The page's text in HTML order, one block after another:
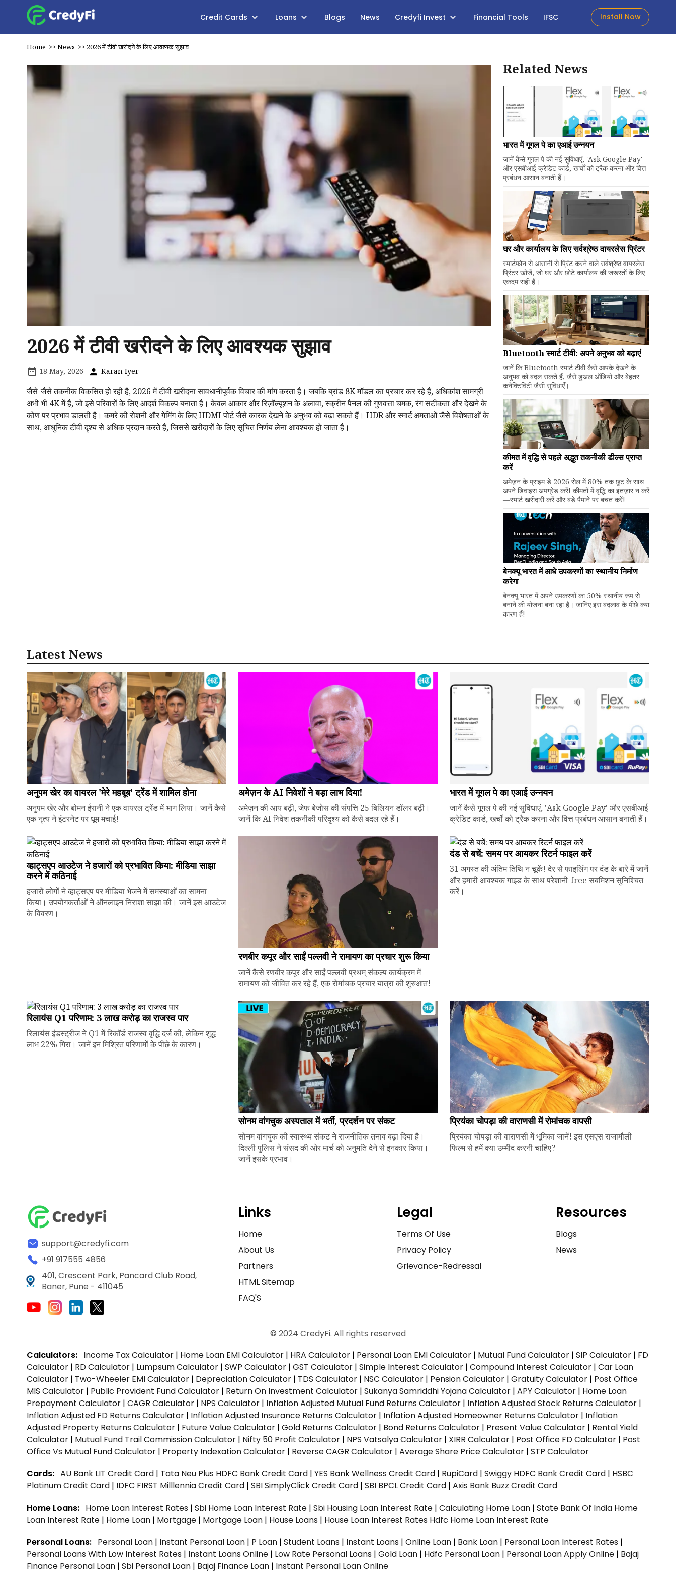
Credit Cards Loans Blogs News Credyfi Invest Financial Tools IFSC Install Now
Home >>News >> 2026 में टीवी खरीदने के लिए आवश्यक सुझाव
2026 में टीवी खरीदने के लिए आवश्यक सुझाव
18 May, 2026 Karan Iyer
जैसे-जैसे तकनीक विकसित हो रही है, 2026 में टीवी खरीदना सावधानीपूर्वक विचार की मांग करता है। जबकि ब्रांड 8K मॉडल का प्रचार कर रहे हैं, अधिकांश सामग्री
अभी भी 4K में है, जो इसे परिवारों के लिए आदर्श विकल्प बनाता है। केवल आकार और रिज़ॉल्यूशन के अलावा, स्क्रीन पैनल की गुणवत्ता चमक, रंग सटीकता और देखने के
कोण पर प्रभाव डालती है। कमरे की रोशनी और गेमिंग के लिए HDMI पोर्ट जैसे कारक देखने के अनुभव को बढ़ा सकते हैं। HDR और स्मार्ट क्षमताओं जैसे विशेषताओं के
साथ, आधुनिक टीवी दृश्य से अधिक प्रदान करते हैं, जिससे खरीदारों के लिए सूचित निर्णय लेना आवश्यक हो जाता है।
Related News
भारत में गूगल पे का एआई उन्नयन
जानें कैसे गूगल पे की नई सुविधाएं, 'Ask Google Pay'
और एसबीआई क्रेडिट कार्ड, खर्चों को ट्रैक करना और वित्त
प्रबंधन आसान बनाती हैं।
घर और कार्यालय के लिए सर्वश्रेष्ठ वायरलेस प्रिंटर
स्मार्टफोन से आसानी से प्रिंट करने वाले सर्वश्रेष्ठ वायरलेस
प्रिंटर खोजें, जो घर और छोटे कार्यालय की जरूरतों के लिए
एकदम सही हैं।
Bluetooth स्मार्ट टीवी: अपने अनुभव को बढ़ाएं
जानें कि Bluetooth स्मार्ट टीवी कैसे आपके देखने के
अनुभव को बदल सकते हैं, जैसे डुअल ऑडियो और बेहतर
कनेक्टिविटी जैसी सुविधाएँ।
कीमत में वृद्धि से पहले अद्भुत तकनीकी डील्स प्राप्त
करें
अमेज़न के प्राइम डे 2026 सेल में 80% तक छूट के साथ
अपने डिवाइस अपग्रेड करें! कीमतों में वृद्धि का इंतज़ार न करें
—स्मार्ट खरीदारी करें और बड़े पैमाने पर बचत करें!
बेनक्यू भारत में आधे उपकरणों का स्थानीय निर्माण
करेगा
बेनक्यू भारत में अपने उपकरणों का 50% स्थानीय रूप से
बनाने की योजना बना रहा है। जानिए इस बदलाव के पीछे क्या
कारण हैं!
Latest News
अनुपम खेर का वायरल 'मेरे महबूब' ट्रेंड में शामिल होना
अनुपम खेर और बोमन ईरानी ने एक वायरल ट्रेंड में भाग लिया। जानें कैसे
एक नृत्य ने इंटरनेट पर धूम मचाई!
अमेज़न के AI निवेशों ने बड़ा लाभ दिया!
अमेज़न की आय बढ़ी, जेफ बेजोस की संपत्ति 25 बिलियन डॉलर बढ़ी।
जानें कि AI निवेश तकनीकी परिदृश्य को कैसे बदल रहे हैं।
भारत में गूगल पे का एआई उन्नयन
जानें कैसे गूगल पे की नई सुविधाएं, 'Ask Google Pay' और एसबीआई
क्रेडिट कार्ड, खर्चों को ट्रैक करना और वित्त प्रबंधन आसान बनाती हैं।
व्हाट्सएप आउटेज ने हजारों को प्रभावित किया: मीडिया साझा
करने में कठिनाई
हजारों लोगों ने व्हाट्सएप पर मीडिया भेजने में समस्याओं का सामना
किया। उपयोगकर्ताओं ने ऑनलाइन निराशा साझा की। जानें इस आउटेज
के विवरण।
रणबीर कपूर और साईं पल्लवी ने रामायण का प्रचार शुरू किया
जानें कैसे रणबीर कपूर और साईं पल्लवी प्रथम् संकल्प कार्यक्रम में
रामायण को जीवित कर रहे हैं, एक रोमांचक प्रचार यात्रा की शुरुआत!
दंड से बचें: समय पर आयकर रिटर्न फाइल करें
31 अगस्त की अंतिम तिथि न चूकें! देर से फाइलिंग पर दंड के बारे में जानें
और हमारी आवश्यक गाइड के साथ परेशानी-free सबमिशन सुनिश्चित
करें।
रिलायंस Q1 परिणाम: ₹3 लाख करोड़ का राजस्व पार
रिलायंस इंडस्ट्रीज ने Q1 में रिकॉर्ड राजस्व वृद्धि दर्ज की, लेकिन शुद्ध
लाभ 22% गिरा। जानें इन मिश्रित परिणामों के पीछे के कारण।
सोनम वांगचुक अस्पताल में भर्ती, प्रदर्शन पर संकट
सोनम वांगचुक की स्वास्थ्य संकट ने राजनीतिक तनाव बढ़ा दिया है।
दिल्ली पुलिस ने संसद की ओर मार्च को अनुमति देने से इनकार किया।
जानें इसके प्रभाव।
प्रियंका चोपड़ा की वाराणसी में रोमांचक वापसी
प्रियंका चोपड़ा की वाराणसी में भूमिका जानें! इस एसएस राजामौली
फिल्म से हमें क्या उम्मीद करनी चाहिए?
support@credyfi.com
+91 917555 4856
401, Crescent Park, Pancard Club Road,
Baner, Pune - 411045
Links
Home
About Us
Partners
HTML Sitemap
FAQ'S
Legal
Terms Of Use
Privacy Policy
Grievance-Redressal
Resources
Blogs
News
© 2024 CredyFi. All rights reserved
Calculators: Income Tax Calculator | Home Loan EMI Calculator | HRA Calculator | Personal Loan EMI Calculator | Mutual Fund Calculator | SIP Calculator | FD
Calculator | RD Calculator | Lumpsum Calculator | SWP Calculator | GST Calculator | Simple Interest Calculator | Compound Interest Calculator | Car Loan
Calculator | Two-Wheeler EMI Calculator | Depreciation Calculator | TDS Calculator | NSC Calculator | Pension Calculator | Gratuity Calculator | Post Office
MIS Calculator | Public Provident Fund Calculator | Return On Investment Calculator | Sukanya Samriddhi Yojana Calculator | APY Calculator | Home Loan
Prepayment Calculator | CAGR Calculator | NPS Calculator | Inflation Adjusted Mutual Fund Returns Calculator | Inflation Adjusted Stock Returns Calculator |
Inflation Adjusted FD Returns Calculator | Inflation Adjusted Insurance Returns Calculator | Inflation Adjusted Homeowner Returns Calculator | Inflation
Adjusted Property Returns Calculator | Future Value Calculator | Gold Returns Calculator | Bond Returns Calculator | Present Value Calculator | Rental Yield
Calculator | Mutual Fund Trail Commission Calculator | Nifty 50 Profit Calculator | NPS Vatsalya Calculator | XIRR Calculator | Post Office FD Calculator | Post
Office Vs Mutual Fund Calculator | Property Indexation Calculator | Reverse CAGR Calculator | Average Share Price Calculator | STP Calculator
Cards: AU Bank LIT Credit Card | Tata Neu Plus HDFC Bank Credit Card | YES Bank Wellness Credit Card | RupiCard | Swiggy HDFC Bank Credit Card | HSBC
Platinum Credit Card | IDFC FIRST Milllennia Credit Card | SBI SimplyClick Credit Card | SBI BPCL Credit Card | Axis Bank Buzz Credit Card
Home Loans: Home Loan Interest Rates | Sbi Home Loan Interest Rate | Sbi Housing Loan Interest Rate | Calculating Home Loan | State Bank Of India Home
Loan Interest Rate | Home Loan | Mortgage | Mortgage Loan | House Loans | House Loan Interest Rates Hdfc Home Loan Interest Rate
Personal Loans: Personal Loan | Instant Personal Loan | P Loan | Student Loans | Instant Loans | Online Loan | Bank Loan | Personal Loan Interest Rates |
Personal Loans With Low Interest Rates | Instant Loans Online | Low Rate Personal Loans | Gold Loan | Hdfc Personal Loan | Personal Loan Apply Online | Bajaj
Finance Personal Loan | Sbi Personal Loan | Bajaj Finance Loan | Instant Personal Loan Online